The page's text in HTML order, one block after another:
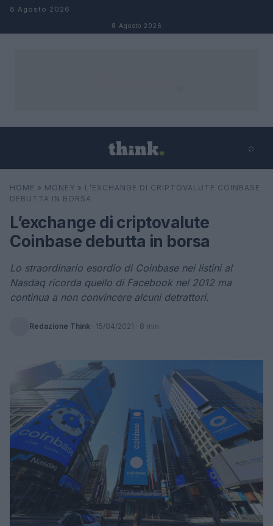
Salta al contenuto
8 Agosto 2026
8 Agosto 2026
⌕
Cerca ⌕ ×
HOME » MONEY » L’EXCHANGE DI CRIPTOVALUTE COINBASE
DEBUTTA IN BORSA
L’exchange di criptovalute
Coinbase debutta in borsa
Lo straordinario esordio di Coinbase nei listini al
Nasdaq ricorda quello di Facebook nel 2012 ma
continua a non convincere alcuni detrattori.
Redazione Think · 15/04/2021 · 8 min